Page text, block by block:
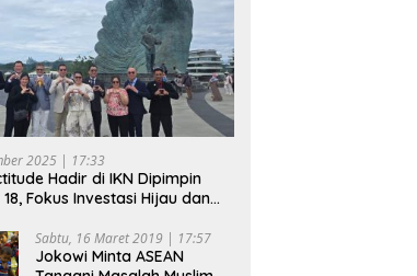
2025 | 17:33
Hadir di IKN Dipimpin
Fokus Investasi Hijau dan
Sabtu, 16 Maret 2019 | 17:57
Jokowi Minta ASEAN